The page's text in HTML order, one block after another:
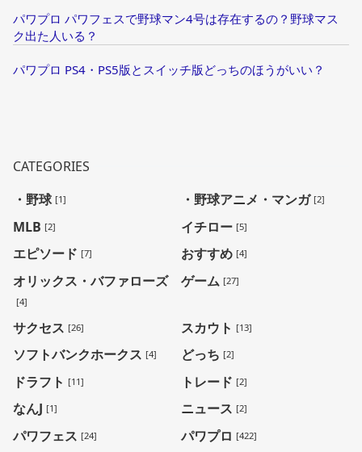
パワプロ パワフェスで野球マン4号は存在するの？野球マス
ク出た人いる？
パワプロ PS4・PS5版とスイッチ版どっちのほうがいい？
CATEGORIES
・野球 [1] ・野球アニメ・マンガ [2]
MLB [2] イチロー [5]
エピソード [7] おすすめ [4]
オリックス・バファローズ
[4]
ゲーム [27]
サクセス [26] スカウト [13]
ソフトバンクホークス [4] どっち [2]
ドラフト [11] トレード [2]
なんJ [1] ニュース [2]
パワフェス [24] パワプロ [422]